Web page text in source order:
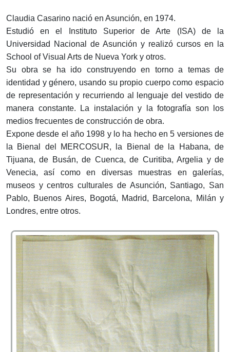
Claudia Casarino nació en Asunción, en 1974.
Estudió en el Instituto Superior de Arte (ISA) de la
Universidad Nacional de Asunción y realizó cursos en la
School of Visual Arts de Nueva York y otros.
Su obra se ha ido construyendo en torno a temas de
identidad y género, usando su propio cuerpo como espacio
de representación y recurriendo al lenguaje del vestido de
manera constante. La instalación y la fotografía son los
medios frecuentes de construcción de obra.
Expone desde el año 1998 y lo ha hecho en 5 versiones de
la Bienal del MERCOSUR, la Bienal de la Habana, de
Tijuana, de Busán, de Cuenca, de Curitiba, Argelia y de
Venecia, así como en diversas muestras en galerías,
museos y centros culturales de Asunción, Santiago, San
Pablo, Buenos Aires, Bogotá, Madrid, Barcelona, Milán y
Londres, entre otros.